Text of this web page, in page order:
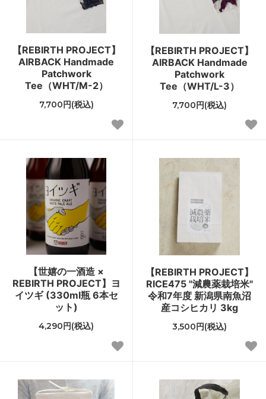
【REBIRTH PROJECT】
AIRBACK Handmade
Patchwork
Tee（WHT/M-2）
7,700円(税込)
【REBIRTH PROJECT】
AIRBACK Handmade
Patchwork
Tee（WHT/L-3）
7,700円(税込)
【世嬉の一酒造 ×
REBIRTH PROJECT】ヨ
イツギ (330ml瓶 6本セ
ット)
4,290円(税込)
【REBIRTH PROJECT】
RICE475 "減農薬栽培米"
令和7年度 新潟県南魚沼
産コシヒカリ 3kg
3,500円(税込)